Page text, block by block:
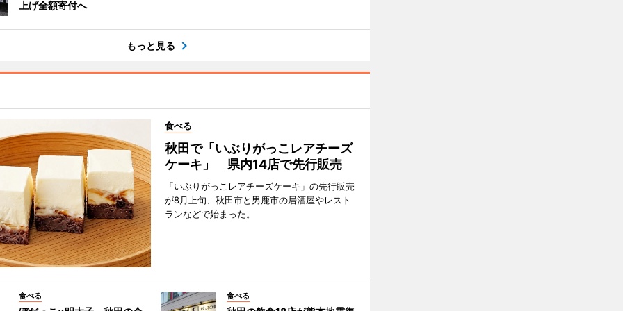
上げ全額寄付へ
もっと見る
食べる
秋田で「いぶりがっこレアチーズ
ケーキ」 県内14店で先行販売
「いぶりがっこレアチーズケーキ」の先行販売
が8月上旬、秋田市と男鹿市の居酒屋やレスト
ランなどで始まった。
食べる 食べる